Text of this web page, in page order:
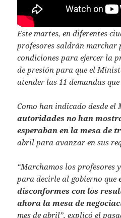
Este martes, en diferentes
profesores saldrán marchar
condiciones para ejercer la
de presión para que el
atender las 11 demandas
Como han indicado desde
autoridades no han
esperaban en la mesa de
abril para avanzar en sus
“Marchamos los profesores
para decirle al gobierno que
disconformes con los
ahora la mesa de
mes de abril”, explicó el